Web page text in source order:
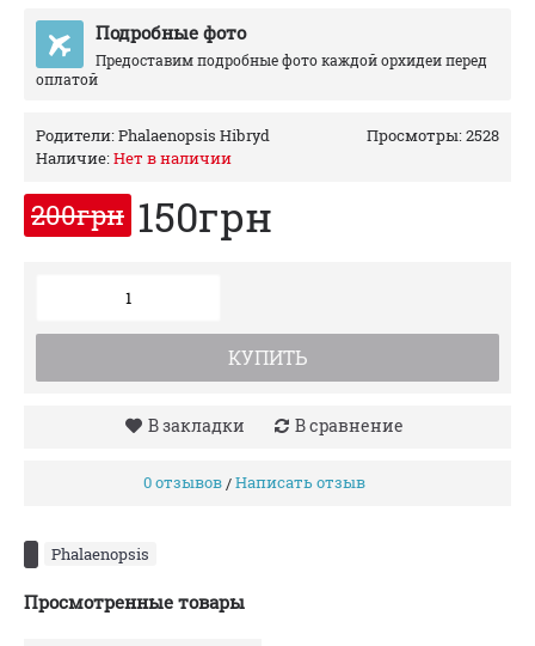
Подробные фото
Предоставим подробные фото каждой орхидеи перед
оплатой
Просмотры: 2528
Родители:Phalaenopsis Hibryd
Наличие:Нет в наличии
200грн 150грн
КУПИТЬ
В закладки В сравнение
0 отзывов/Написать отзыв
Phalaenopsis
Просмотренные товары